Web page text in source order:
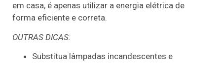
em casa, é apenas utilizar a energia elétrica de
forma eficiente e correta.
OUTRAS DICAS:
Substitua lâmpadas incandescentes e